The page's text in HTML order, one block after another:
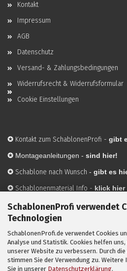
SchablonenProfi verwendet
Technologien
SchablonenProfi.de verwendet Cookies
Analyse und Statistik. Cookies helfen
unserer Website zu verbessern. Durch
stimmen Sie der Verwendung zu.
Sie in unserer Datenschutzerklärung.
Kontakt
Impressum
AGB
Datenschutz
Versand- & Zahlungsbedingungen
Widerrufsrecht & Widerrufsformular
Cookie Einstellungen
✪ Kontakt zum SchablonenProfi - gibt
✪ Montageanleitungen - sind hier!
✪ Schablone nach Wunsch - gibt es
✪ Schablonenmaterial Info - klick hier
✪Hersteller-hier mehr Infos
Mit ✪ gekennzeichnete Bilder sind KI-
Anwendungsbeispiele zur
© SchablonenProfi.de2026